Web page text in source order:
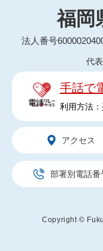
福岡
法人番号
代
手話で
利用方法：
アクセス
部署別電話番
Copyright ©